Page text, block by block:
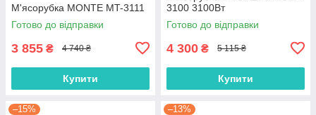
М'ясорубка MONTE MT-3111
Готово до відправки
3 855 ₴ 4 740 ₴
Купити
3100 3100Вт
Готово до відправки
4 300 ₴ 5 115 ₴
Купити
–15% –13%